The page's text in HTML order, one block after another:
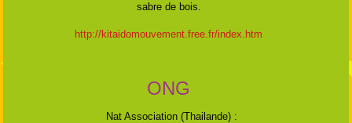
sabre de bois.
http://kitaidomouvement.free.fr/index.htm
ONG
Nat Association (Thailande) :